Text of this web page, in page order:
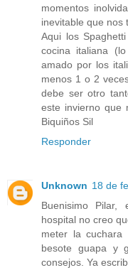
momentos
inevitable que nos
Aqui los
cocina italiana
amado por los
menos 1 o 2
debe ser otro
este invierno que
Biquiños Sil
Responder
Unknown 18 de
Buenisimo
hospital no creo
meter la
besote guapa y
consejos. Ya